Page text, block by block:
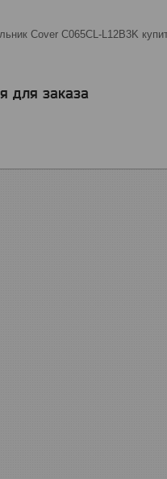
Cover C065CL-L12B3K
для заказа